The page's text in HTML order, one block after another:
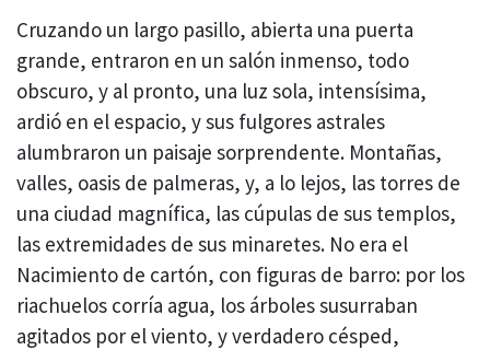
Cruzando un largo pasillo, abierta una puerta
grande, entraron en un salón inmenso, todo
obscuro, y al pronto, una luz sola, intensísima,
ardió en el espacio, y sus fulgores astrales
alumbraron un paisaje sorprendente. Montañas,
valles, oasis de palmeras, y, a lo lejos, las torres de
una ciudad magnífica, las cúpulas de sus templos,
las extremidades de sus minaretes. No era el
Nacimiento de cartón, con figuras de barro: por los
riachuelos corría agua, los árboles susurraban
agitados por el viento, y verdadero césped,